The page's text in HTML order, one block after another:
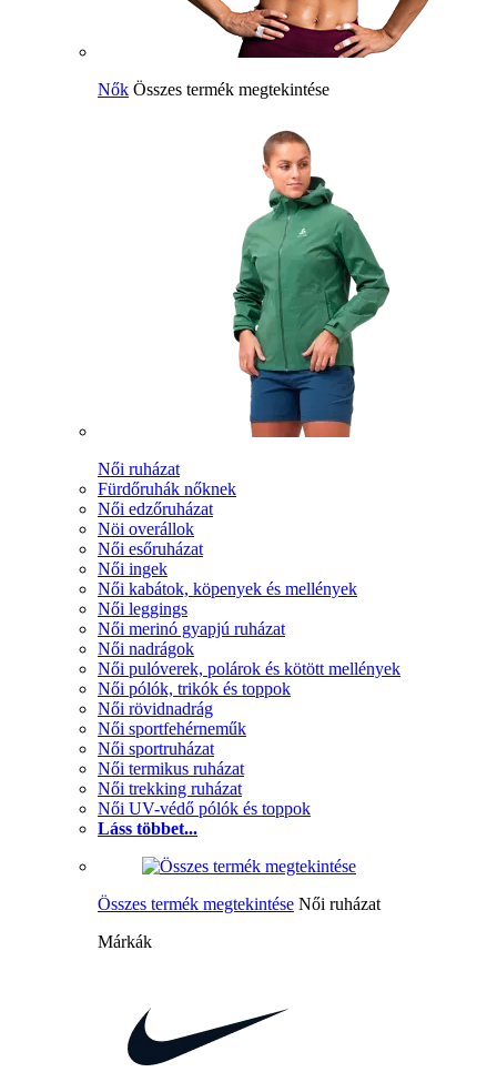
Nők Összes termék megtekintése
Női ruházat
Fürdőruhák nőknek
Női edzőruházat
Nöi overállok
Női esőruházat
Női ingek
Női kabátok, köpenyek és mellények
Női leggings
Női merinó gyapjú ruházat
Női nadrágok
Női pulóverek, polárok és kötött mellények
Női pólók, trikók és toppok
Női rövidnadrág
Női sportfehérneműk
Női sportruházat
Női termikus ruházat
Női trekking ruházat
Női UV-védő pólók és toppok
Láss többet...
Összes termék megtekintése Női ruházat
Márkák